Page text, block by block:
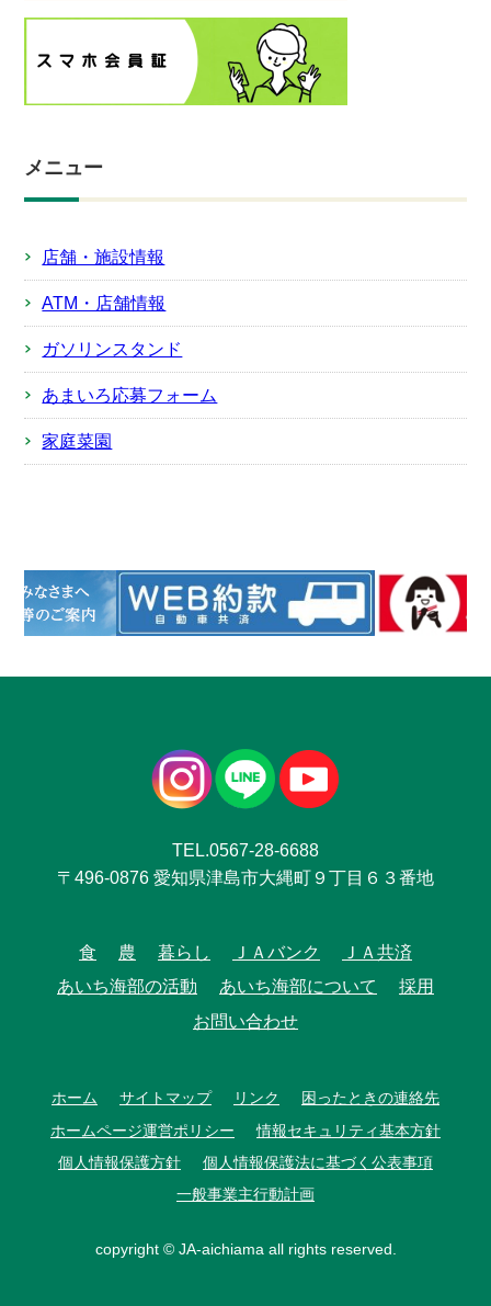
メニュー
店舗・施設情報
ATM・店舗情報
ガソリンスタンド
あまいろ応募フォーム
家庭菜園
TEL.0567-28-6688
〒496-0876 愛知県津島市大縄町９丁目６３番地
食 農 暮らし ＪＡバンク
ＪＡ共済
あいち海部の活動
あいち海部について
採用
お問い合わせ
ホーム サイトマップ リンク
困ったときの連絡先
ホームページ運営ポリシー
情報セキュリティ基本方針
個人情報保護方針
個人情報保護法に基づく公表事項
一般事業主行動計画
copyright © JA-aichiama all rights reserved.